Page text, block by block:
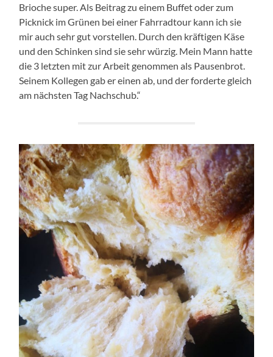
Brioche super. Als Beitrag zu einem Buffet oder zum
Picknick im Grünen bei einer Fahrradtour kann ich sie
mir auch sehr gut vorstellen. Durch den kräftigen Käse
und den Schinken sind sie sehr würzig. Mein Mann hatte
die 3 letzten mit zur Arbeit genommen als Pausenbrot.
Seinem Kollegen gab er einen ab, und der forderte gleich
am nächsten Tag Nachschub.“